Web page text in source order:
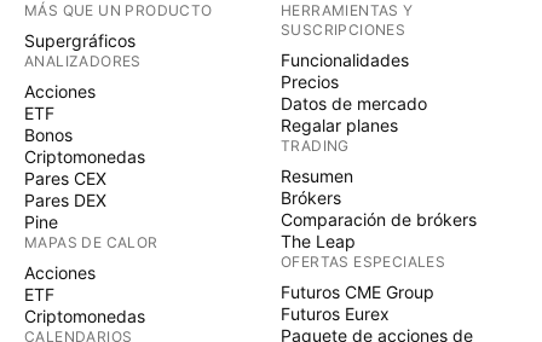
MÁS QUE UN PRODUCTO
Supergráficos
ANALIZADORES
Acciones
ETF
Bonos
Criptomonedas
Pares CEX
Pares DEX
Pine
MAPAS DE CALOR
Acciones
ETF
Criptomonedas
CALENDARIOS
HERRAMIENTAS Y
SUSCRIPCIONES
Funcionalidades
Precios
Datos de mercado
Regalar planes
TRADING
Resumen
Brókers
Comparación de brókers
The Leap
OFERTAS ESPECIALES
Futuros CME Group
Futuros Eurex
Paquete de acciones de